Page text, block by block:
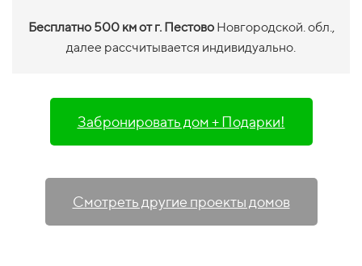
Бесплатно 500 км от г. Пестово Новгородской. обл.,
далее рассчитывается индивидуально.
Забронировать дом + Подарки!
Смотреть другие проекты домов